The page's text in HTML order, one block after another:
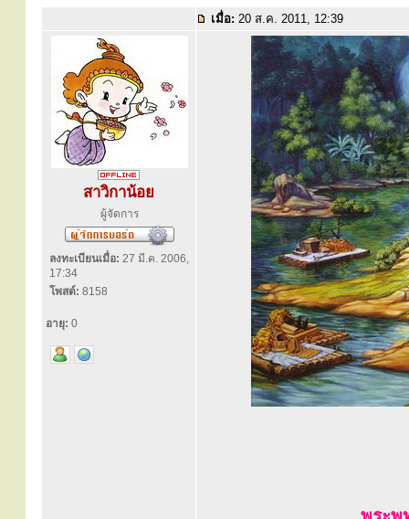
เมื่อ: 20 ส.ค. 2011, 12:39
สาวิกาน้อย
ผู้จัดการ
ลงทะเบียนเมื่อ: 27 มี.ค. 2006,
17:34
โพสต์: 8158
อายุ: 0